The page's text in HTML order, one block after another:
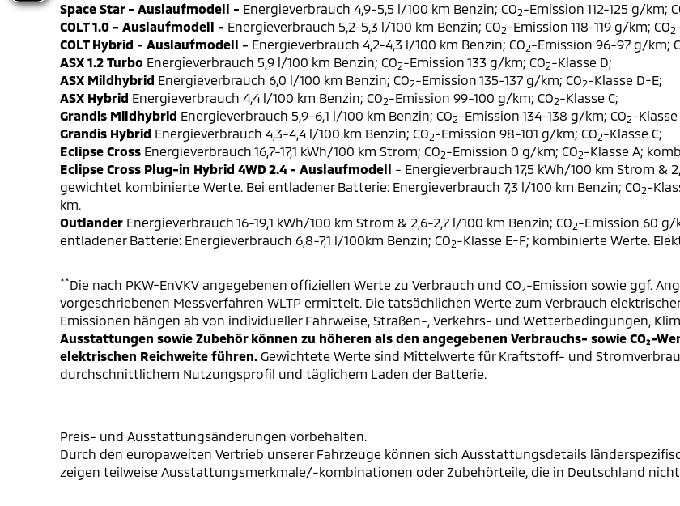
Space Star - Auslaufmodell - Energieverbrauch 4,9-5,5 l/100 km Benzin; CO2-Emission 112-125 g/km;
COLT 1.0 - Auslaufmodell - Energieverbrauch 5,2-5,3 l/100 km Benzin; CO2-Emission 118-119 g/km; CO2
COLT Hybrid - Auslaufmodell - Energieverbrauch 4,2-4,3 l/100 km Benzin; CO2-Emission 96-97 g/km;
ASX 1.2 Turbo Energieverbrauch 5,9 l/100 km Benzin; CO2-Emission 133 g/km; CO2-Klasse D;
ASX Mildhybrid Energieverbrauch 6,0 l/100 km Benzin; CO2-Emission 135-137 g/km; CO2-Klasse D-E;
ASX Hybrid Energieverbrauch 4,4 l/100 km Benzin; CO2-Emission 99-100 g/km; CO2-Klasse C;
Grandis Mildhybrid Energieverbrauch 5,9-6,1 l/100 km Benzin; CO2-Emission 134-138 g/km; CO2-Klasse
Grandis Hybrid Energieverbrauch 4,3-4,4 l/100 km Benzin; CO2-Emission 98-101 g/km; CO2-Klasse C;
Eclipse Cross Energieverbrauch 16,7-17,1 kWh/100 km Strom; CO2-Emission 0 g/km; CO2-Klasse A;
Eclipse Cross Plug-in Hybrid 4WD 2.4 - Auslaufmodell - Energieverbrauch 17,5 kWh/100 km Strom &
gewichtet kombinierte Werte. Bei entladener Batterie: Energieverbrauch 7,3 l/100 km Benzin; CO2-
km.
Outlander Energieverbrauch 16-19,1 kWh/100 km Strom & 2,6-2,7 l/100 km Benzin; CO2-Emission 60 g/
entladener Batterie: Energieverbrauch 6,8-7,1 l/100km Benzin; CO2-Klasse E-F; kombinierte Werte.
**Die nach PKW-EnVKV angegebenen offiziellen Werte zu Verbrauch und CO₂-Emission sowie ggf.
vorgeschriebenen Messverfahren WLTP ermittelt. Die tatsächlichen Werte zum Verbrauch
Emissionen hängen ab von individueller Fahrweise, Straßen-, Verkehrs- und Wetterbedingungen,
Ausstattungen sowie Zubehör können zu höheren als den angegebenen Verbrauchs- sowie CO₂-
elektrischen Reichweite führen. Gewichtete Werte sind Mittelwerte für Kraftstoff- und
durchschnittlichem Nutzungsprofil und täglichem Laden der Batterie.
Preis- und Ausstattungsänderungen vorbehalten.
Durch den europaweiten Vertrieb unserer Fahrzeuge können sich Ausstattungsdetails
zeigen teilweise Ausstattungsmerkmale/-kombinationen oder Zubehörteile, die in Deutschland